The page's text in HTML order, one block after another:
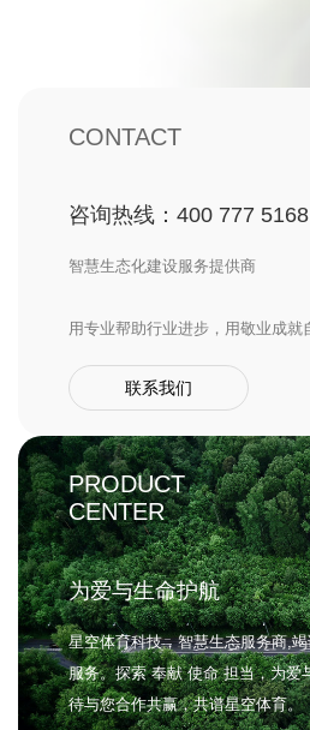
CONTACT
咨询热线：400 777 5168
智慧生态化建设服务提供商
用专业帮助行业进步，用敬业成就
联系我们
PRODUCT
CENTER
为爱与生命护航
星空体育科技，智慧生态服务商,
服务。探索 奉献 使命 担当，为爱
待与您合作共赢，共谱星空体育。